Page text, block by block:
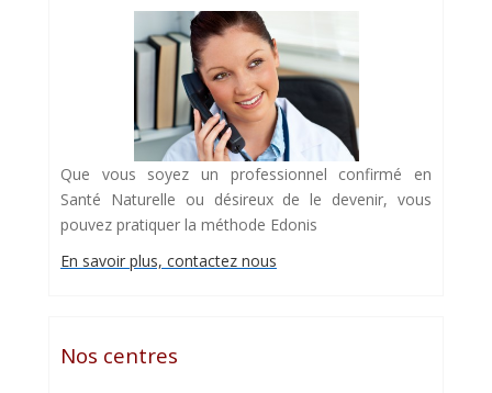
Que vous soyez un professionnel confirmé en
Santé Naturelle ou désireux de le devenir, vous
pouvez pratiquer la méthode Edonis
En savoir plus, contactez nous
Nos centres